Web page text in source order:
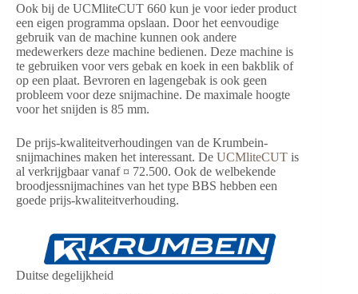
Ook bij de UCMliteCUT 660 kun je voor ieder product
een eigen programma opslaan. Door het eenvoudige
gebruik van de machine kunnen ook andere
medewerkers deze machine bedienen. Deze machine is
te gebruiken voor vers gebak en koek in een bakblik of
op een plaat. Bevroren en lagengebak is ook geen
probleem voor deze snijmachine. De maximale hoogte
voor het snijden is 85 mm.
De prijs-kwaliteitverhoudingen van de Krumbein-
snijmachines maken het interessant. De UCMliteCUT is
al verkrijgbaar vanaf ¤ 72.500. Ook de welbekende
broodjessnijmachines van het type BBS hebben een
goede prijs-kwaliteitverhouding.
Duitse degelijkheid